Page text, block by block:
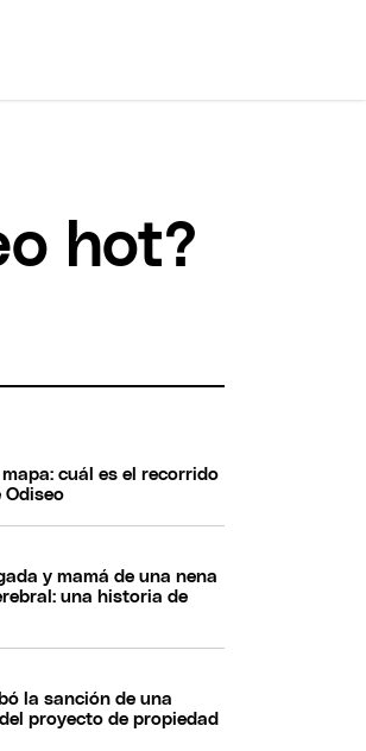
hot?
mapa: cuál es el recorrido
Odiseo
y mamá de una nena
una historia de
la sanción de una
proyecto de propiedad